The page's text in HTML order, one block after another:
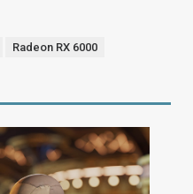
Radeon RX 6000